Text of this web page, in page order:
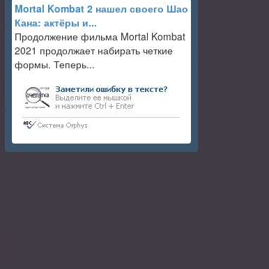
Mortal Kombat 2 нашел своего Шао
Кана: актёры и...
Продолжение фильма Mortal Kombat
2021 продолжает набирать четкие
формы. Теперь...